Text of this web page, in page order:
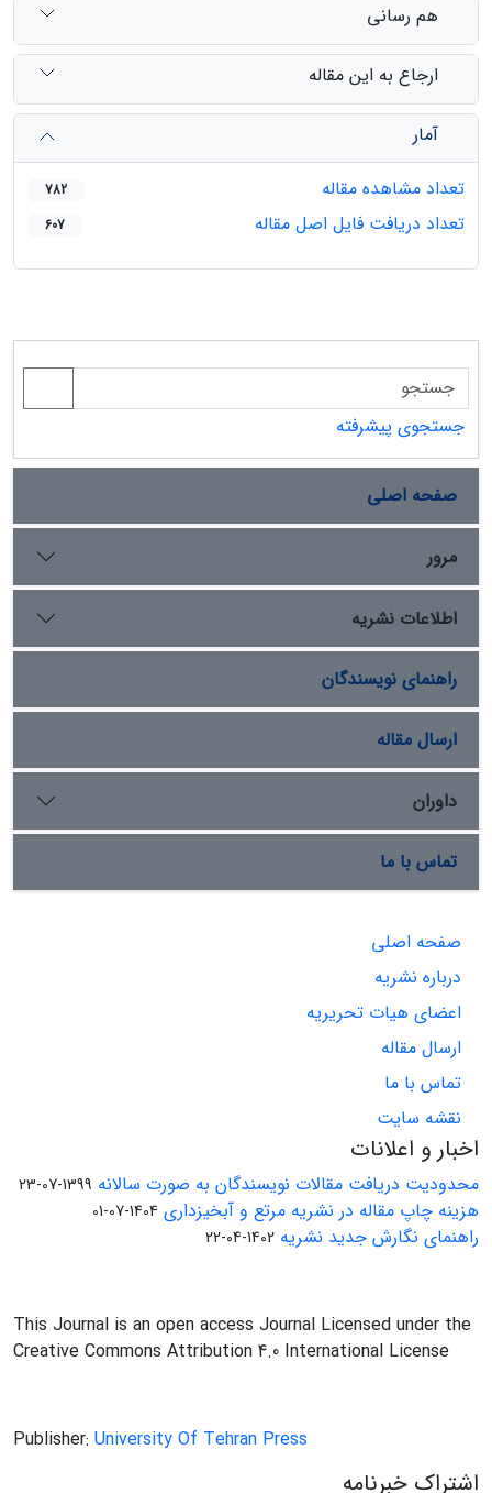
هم رسانی
ارجاع به این مقاله
آمار
تعداد مشاهده مقاله
782
تعداد دریافت فایل اصل مقاله 607
جستجوی پیشرفته
صفحه اصلی
مرور
اطلاعات نشریه
راهنمای نویسندگان
ارسال مقاله
داوران
تماس با ما
صفحه اصلی
درباره نشریه
اعضای هیات تحریریه
ارسال مقاله
تماس با ما
نقشه سایت
اخبار و اعلانات
محدودیت دریافت مقالات نویسندگان به صورت سالانه 1399-07-23
هزینه چاپ مقاله در نشریه مرتع و آبخیزداری 1404-07-01
راهنمای نگارش جدید نشریه 1402-04-22
This Journal is an open access Journal Licensed under the
Creative Commons Attribution 4.0 International License
Publisher: University Of Tehran Press
اشتراک خبرنامه